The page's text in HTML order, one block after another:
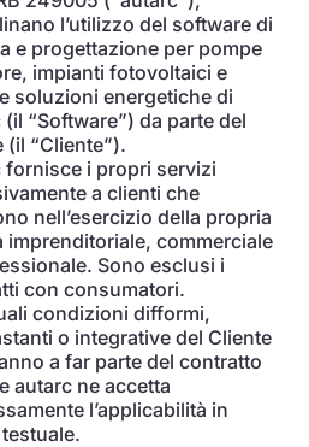
l’utilizzo del software di
e progettazione per pompe
impianti fotovoltaici e
soluzioni energetiche di
“Software”) da parte del
(il “Cliente”).
fornisce i propri servizi
a clienti che
nell’esercizio della propria
imprenditoriale, commerciale
Sono esclusi i
con consumatori.
condizioni difformi,
o integrative del Cliente
a far parte del contratto
autarc ne accetta
l’applicabilità in